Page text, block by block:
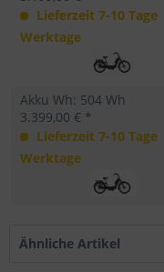
Lieferzeit 7-10 Tage
Werktage
Akku Wh: 504 Wh
3.399,00 € *
Lieferzeit 7-10 Tage
Werktage
Ähnliche Artikel